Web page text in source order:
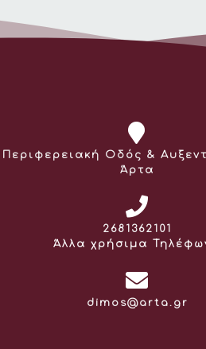
Διεύθυνση:
Περιφερειακή Οδός &
Άρτα
Τηλέφωνο:
2681362101
Άλλα χρήσιμα
Email:
dimos@arta.gr